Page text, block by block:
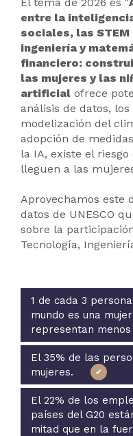
entre la
sociales, las
ingeniería y
financiero:
las mujeres y las
artificial ofrece
análisis de datos,
modelización del
adopción de
la IA, existe el
lleguen a las
Aprovechamos este
datos de UNESCO
sobre la
Tecnología,
1 de cada 3
mundo es una
representan menos
El 35% de las
mujeres.
El 22% de los
países del G20
mitad que en la